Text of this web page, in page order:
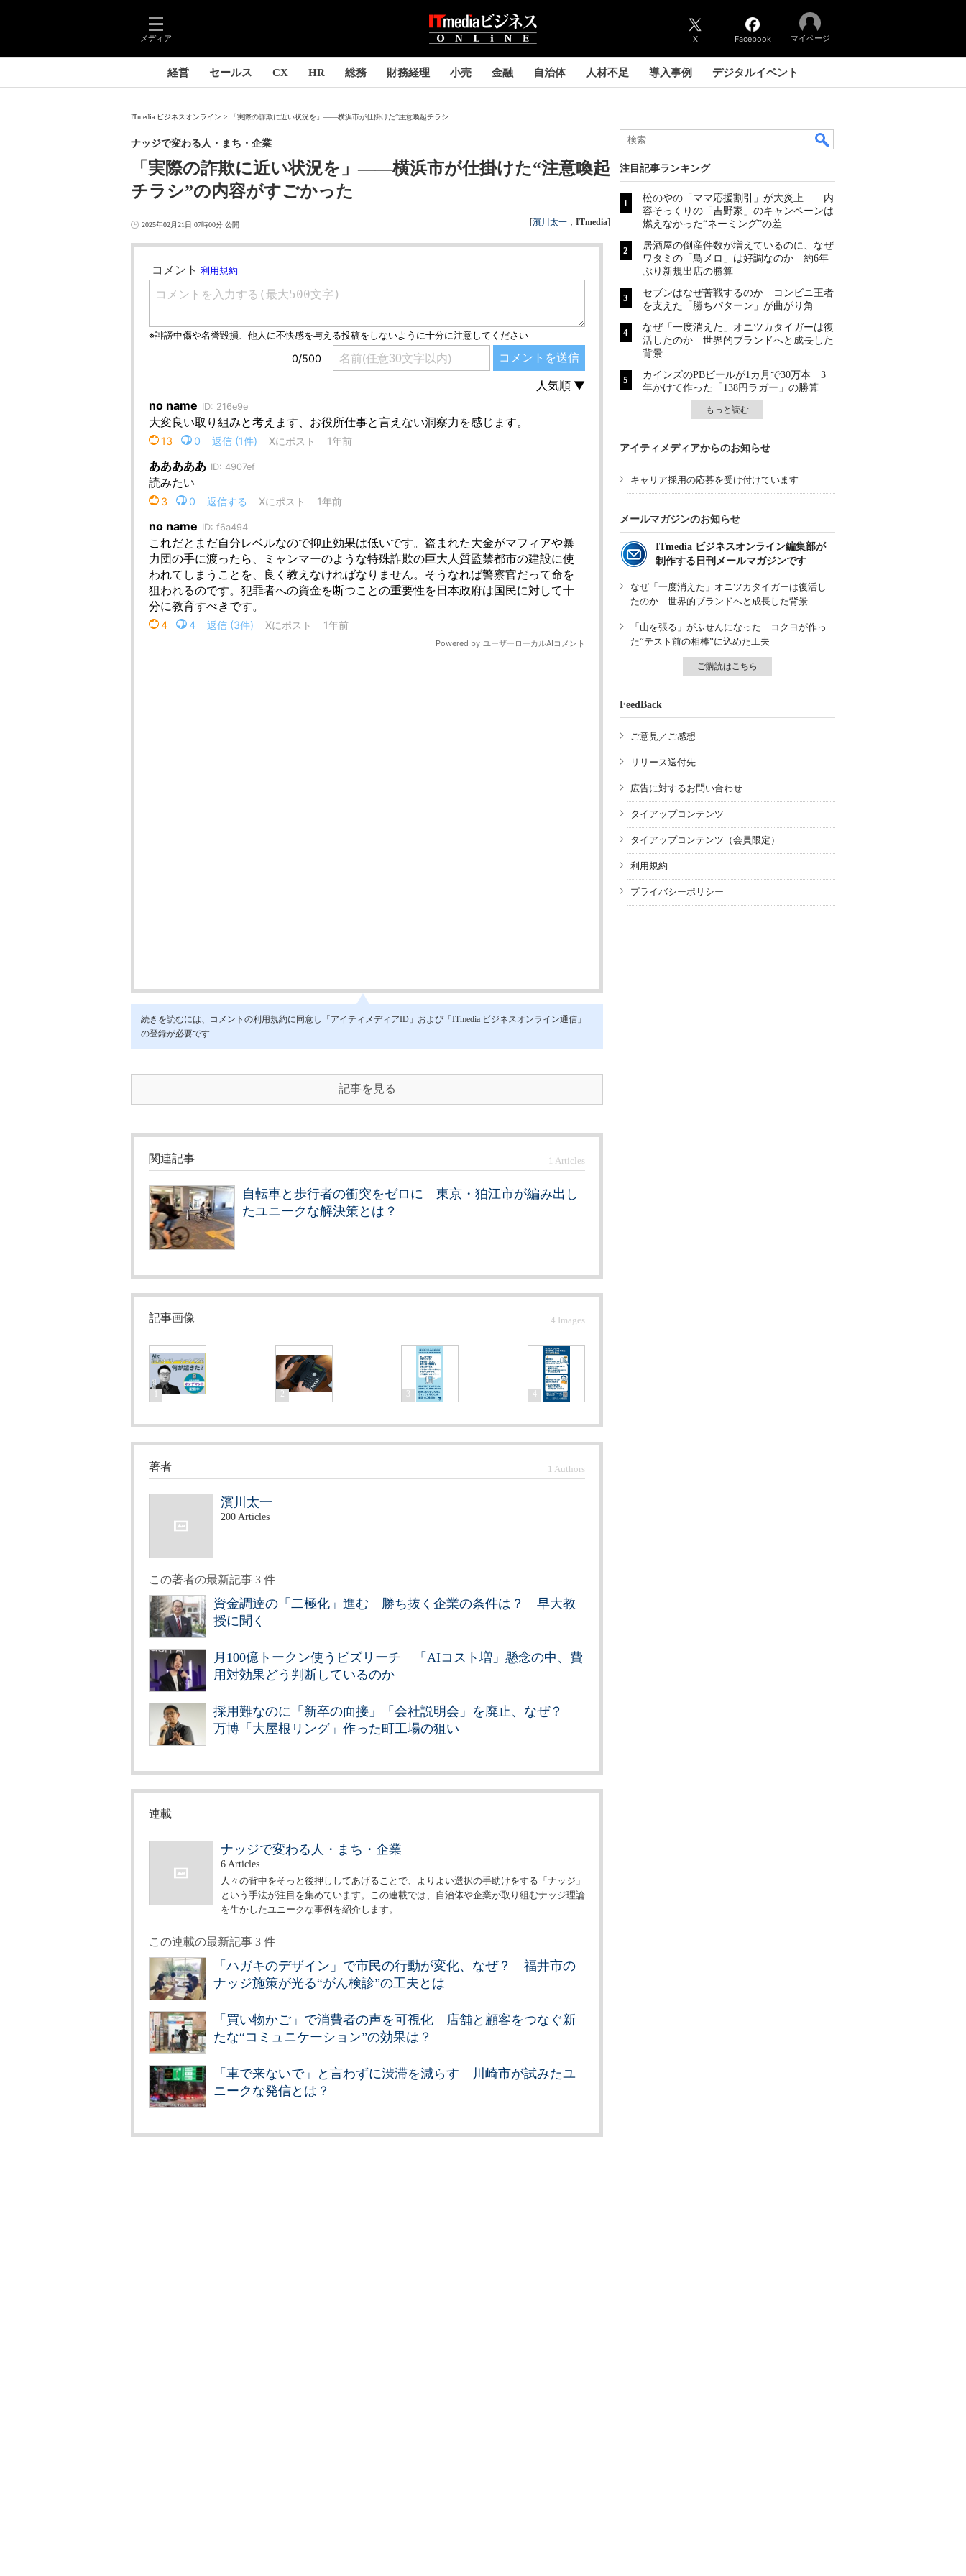
メディア X Facebook マイページ
経営 セールス CX HR 総務 財務経理 小売 金融 自治体 人材不足 導入事例 デジタルイベント
ITmedia ビジネスオンライン 「実際の詐欺に近い状況を」――横浜市が仕掛けた“注意喚起チラシ...
「実際の詐欺に近い状況を」――横浜市が仕掛けた“注意喚起
チラシ”の内容がすごかった
ナッジで変わる人・まち・企業
2025年02月21日 07時00分 公開 [濱川太一 ， ITmedia]
続きを読むには、コメントの利用規約に同意し「アイティメディアID」および「ITmedia ビジネスオンライン通信」
の登録が必要です
記事を見る
関連記事 1 Articles
自転車と歩行者の衝突をゼロに 東京・狛江市が編み出し
たユニークな解決策とは？
記事画像 4 Images
2 3 4
著者 1 Authors
濱川太一
200 Articles
この著者の最新記事 3 件
資金調達の「二極化」進む 勝ち抜く企業の条件は？ 早大教
授に聞く
月100億トークン使うビズリーチ 「AIコスト増」懸念の中、費
用対効果どう判断しているのか
採用難なのに「新卒の面接」「会社説明会」を廃止、なぜ？
万博「大屋根リング」作った町工場の狙い
連載
ナッジで変わる人・まち・企業
6 Articles
人々の背中をそっと後押ししてあげることで、よりよい選択の手助けをする「ナッジ」
という手法が注目を集めています。この連載では、自治体や企業が取り組むナッジ理論
を生かしたユニークな事例を紹介します。
この連載の最新記事 3 件
「ハガキのデザイン」で市民の行動が変化、なぜ？ 福井市の
ナッジ施策が光る“がん検診”の工夫とは
「買い物かご」で消費者の声を可視化 店舗と顧客をつなぐ新
たな“コミュニケーション”の効果は？
「車で来ないで」と言わずに渋滞を減らす 川崎市が試みたユ
ニークな発信とは？
注目記事ランキング
松のやの「ママ応援割引」が大炎上……内
容そっくりの「吉野家」のキャンペーンは
燃えなかった“ネーミング”の差
居酒屋の倒産件数が増えているのに、なぜ
ワタミの「鳥メロ」は好調なのか 約6年
ぶり新規出店の勝算
セブンはなぜ苦戦するのか コンビニ王者
を支えた「勝ちパターン」が曲がり角
なぜ「一度消えた」オニツカタイガーは復
活したのか 世界的ブランドへと成長した
背景
カインズのPBビールが1カ月で30万本 3
年かけて作った「138円ラガー」の勝算
もっと読む
アイティメディアからのお知らせ
キャリア採用の応募を受け付けています
メールマガジンのお知らせ
ITmedia ビジネスオンライン編集部が
制作する日刊メールマガジンです
なぜ「一度消えた」オニツカタイガーは復活し
たのか 世界的ブランドへと成長した背景
「山を張る」がふせんになった コクヨが作っ
た“テスト前の相棒”に込めた工夫
ご購読はこちら
FeedBack
ご意見／ご感想
リリース送付先
広告に対するお問い合わせ
タイアップコンテンツ
タイアップコンテンツ（会員限定）
利用規約
プライバシーポリシー